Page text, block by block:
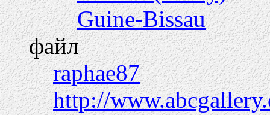
Guine-Bissau
файл
raphae87
http://